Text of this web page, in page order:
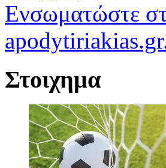
Ενσωματώστε
Στοιχημα